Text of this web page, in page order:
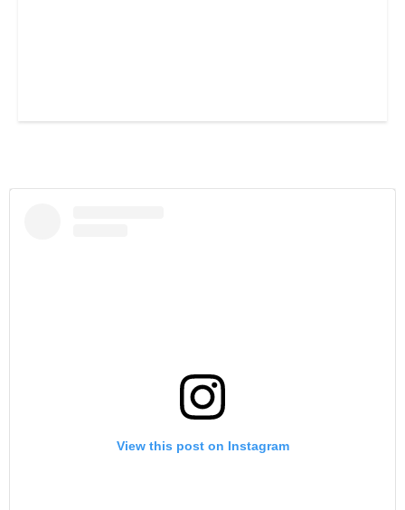
View this post on Instagram